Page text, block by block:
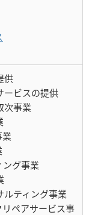
供
ービスの提供
次事業
ング事業
ルティング事業
ペアサービス事